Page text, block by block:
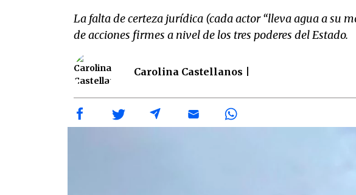
La falta de certeza jurídica (cada actor “lleva agua a su
de acciones firmes a nivel de los tres poderes del Estado.
Carolina Castellanos |